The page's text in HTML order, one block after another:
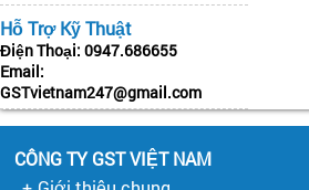
Hỗ Trợ Kỹ Thuật
Điện Thoại: 0947.686655
Email:
GSTvietnam247@gmail.com
CÔNG TY GST VIỆT NAM